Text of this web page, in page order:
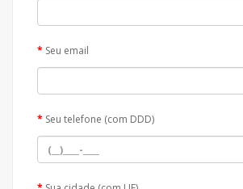
Seu email
Seu telefone (com DDD)